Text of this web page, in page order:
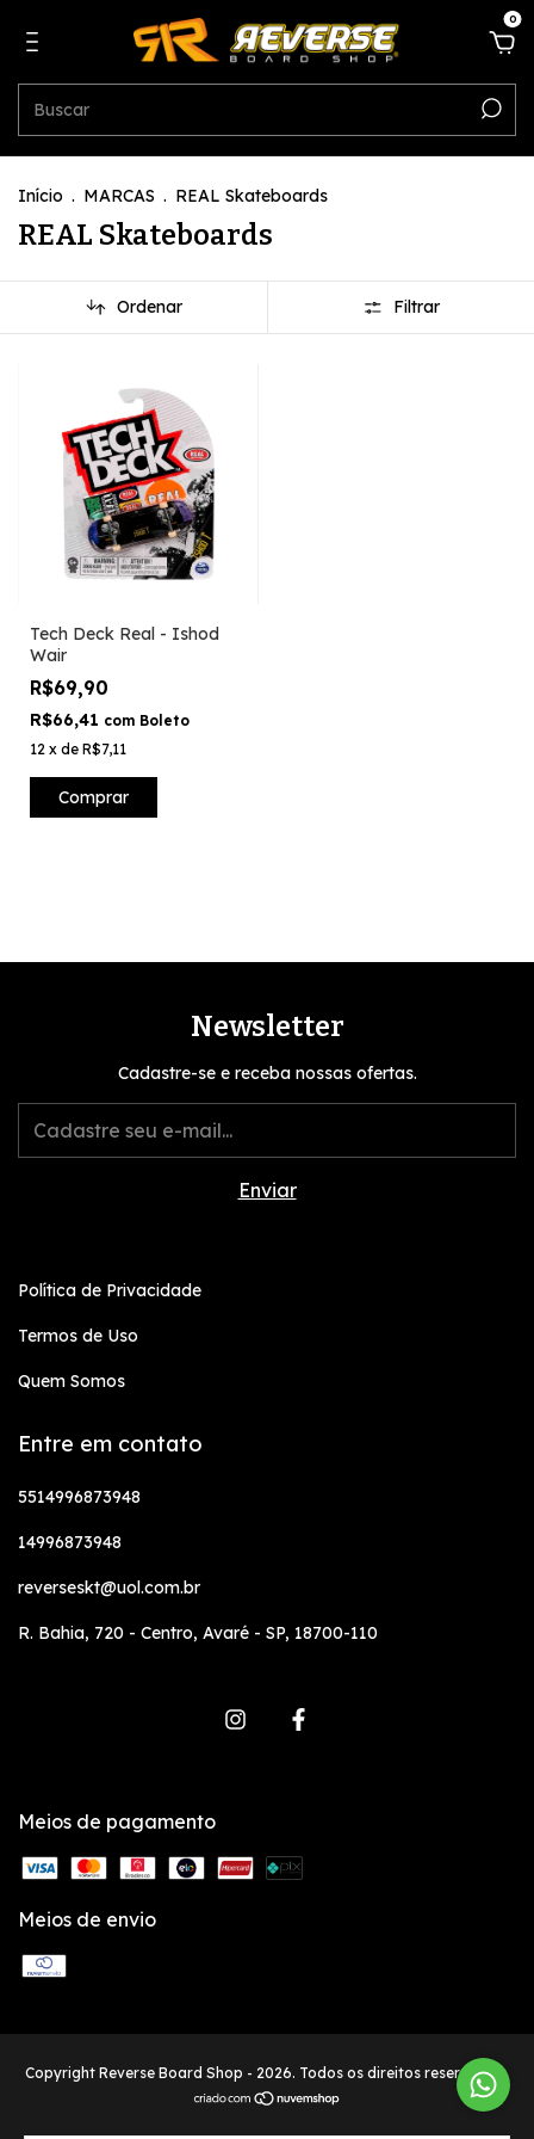
0
Início . MARCAS . REAL Skateboards
REAL Skateboards
Ordenar Filtrar
Tech Deck Real - Ishod
Wair
R$69,90
R$66,41 com Boleto
12 x de R$7,11
Comprar
Newsletter
Cadastre-se e receba nossas ofertas.
Política de Privacidade
Termos de Uso
Quem Somos
Entre em contato
5514996873948
14996873948
reverseskt@uol.com.br
R. Bahia, 720 - Centro, Avaré - SP, 18700-110
Meios de pagamento
Meios de envio
Copyright Reverse Board Shop - 2026. Todos os direitos reservados.